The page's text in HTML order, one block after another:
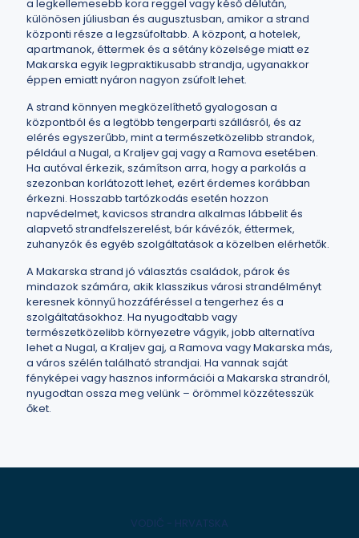
a legkellemesebb kora reggel vagy késő délután,
különösen júliusban és augusztusban, amikor a strand
központi része a legzsúfoltabb. A központ, a hotelek,
apartmanok, éttermek és a sétány közelsége miatt ez
Makarska egyik legpraktikusabb strandja, ugyanakkor
éppen emiatt nyáron nagyon zsúfolt lehet.
A strand könnyen megközelíthető gyalogosan a
központból és a legtöbb tengerparti szállásról, és az
elérés egyszerűbb, mint a természetközelibb strandok,
például a Nugal, a Kraljev gaj vagy a Ramova esetében.
Ha autóval érkezik, számítson arra, hogy a parkolás a
szezonban korlátozott lehet, ezért érdemes korábban
érkezni. Hosszabb tartózkodás esetén hozzon
napvédelmet, kavicsos strandra alkalmas lábbelit és
alapvető strandfelszerelést, bár kávézók, éttermek,
zuhanyzók és egyéb szolgáltatások a közelben elérhetők.
A Makarska strand jó választás családok, párok és
mindazok számára, akik klasszikus városi strandélményt
keresnek könnyű hozzáféréssel a tengerhez és a
szolgáltatásokhoz. Ha nyugodtabb vagy
természetközelibb környezetre vágyik, jobb alternatíva
lehet a Nugal, a Kraljev gaj, a Ramova vagy Makarska más,
a város szélén található strandjai. Ha vannak saját
fényképei vagy hasznos információi a Makarska strandról,
nyugodtan ossza meg velünk – örömmel közzétesszük
őket.
VODIČ - HRVATSKA